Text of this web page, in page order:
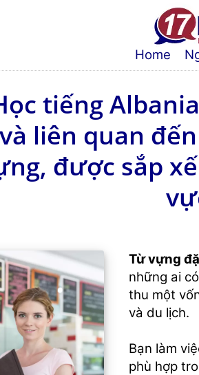
Home
tiếng
và liên quan
được sắp
Từ vựng
những ai
thu một
và du lịch.
Bạn làm
phù hợp